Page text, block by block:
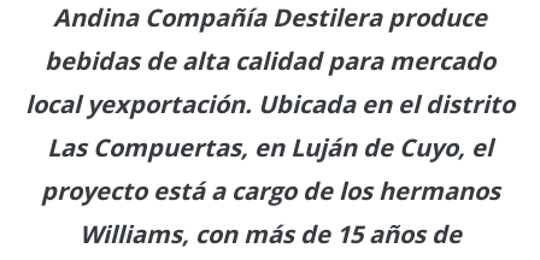
Andina Compañía Destilera produce
bebidas de alta calidad para mercado
local yexportación. Ubicada en el distrito
Las Compuertas, en Luján de Cuyo, el
proyecto está a cargo de los hermanos
Williams, con más de 15 años de